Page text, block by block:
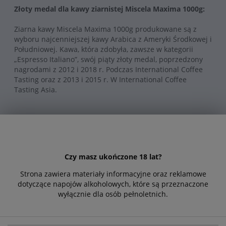
Czy masz ukończone 18 lat?
Strona zawiera materiały informacyjne oraz reklamowe
dotyczące napojów alkoholowych, które są przeznaczone
wyłącznie dla osób pełnoletnich.
Złoty medal dla kawy ziarnistej Miscela Maxima 1000g:
Ziarna kawy Miscela Maxima 1000g produkowane są z
wyboru najcenniejszej kawy Arabica z Ameryki Środkowej i
Południowej. Kawa, która zdobyła, zawsze w kategorii
„Espresso Italiano”, swój piąty złoty medal, poprzedzony
nagrodami z 2012 i 2018 r. Podczas International Coffee
Tasting oraz z 2013 i 2015 r. W International Coffee
Tasting Asia.
Nagroda dla najbardziej innowacyjnych rozwiązań
opakowaniowych wprowadzonych na rynek w latach 2017-
2018.
Firma Morandini została doceniona za min. za recykling,
oszczędność surowców, ułatwienie działań związanych z